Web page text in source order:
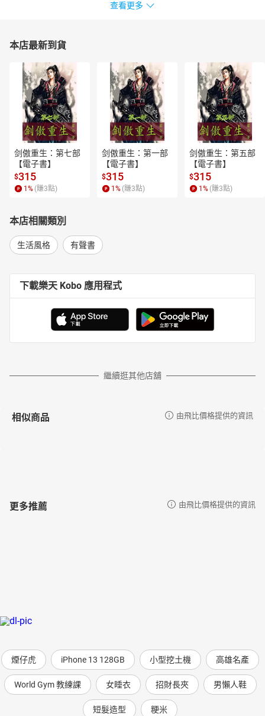
食譜：烏甜仔糜
食譜：金針鹹菜結
年糕心太軟
食譜：年糕心太軟
豬腳箍
食譜：滷豬腳
白河蓮子和藕粉
三月三，桃子李子挺頭擔
食譜：醃桃李
鹹凊鯽仔魚
食譜：菱角排骨湯
八珍烏骨雞湯
食譜：八珍烏骨雞湯
食譜：醃瓜虱目魚
破布子
東石蚵和塭豆
食譜：紅燒豆仔魚
炥土豆和烘鰇魚
豬母乳－寶釧菜之三
食譜：小米香腸
食譜：山東饅頭佐小菜
霸王花與紅龍果
食譜：紅龍果凍
長年菜
食譜：刈菜雞湯
查看更多
本店最新到貨
剑傲重生：第七部
【電子書】
$315
1 % (賺3點)
剑傲重生：第一部
【電子書】
$315
1 % (賺3點)
剑傲重生：第五部
【電子書】
$315
1 % (賺3點)
本店相關類別
生活風格 有聲書
下載樂天 Kobo 應用程式
繼續逛其他店舖
相似商品 由飛比價格提供的資訊
更多推薦 由飛比價格提供的資訊
煙仔虎 iPhone 13 128GB 小型挖土機 高雄名產
World Gym 教練課 女睡衣 招財長夾 男懶人鞋
短髮造型 粳米